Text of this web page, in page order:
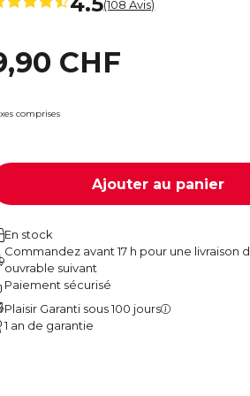
(108 Avis)
CHF
comprises
Ajouter au panier
En stock
Commandez avant 17 h pour une livraison
ouvrable suivant
Paiement sécurisé
Plaisir Garanti sous 100 jours
1 an de garantie